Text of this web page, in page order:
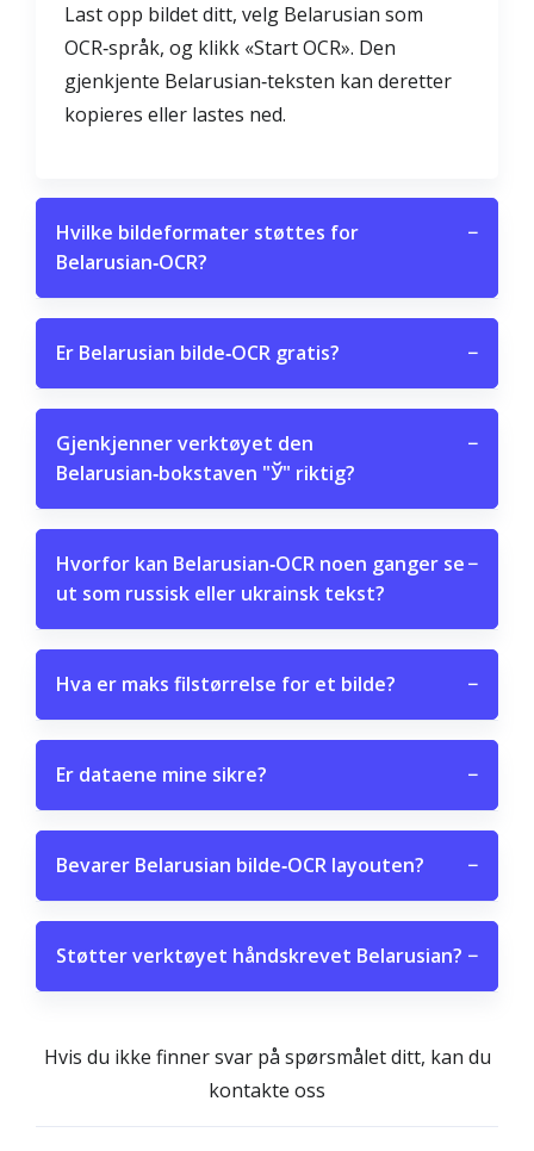
Last opp bildet ditt, velg Belarusian som
OCR‑språk, og klikk «Start OCR». Den
gjenkjente Belarusian‑teksten kan deretter
kopieres eller lastes ned.
Hvilke bildeformater støttes for
Belarusian‑OCR?
−
Er Belarusian bilde‑OCR gratis? −
Gjenkjenner verktøyet den
Belarusian‑bokstaven "Ў" riktig?
−
Hvorfor kan Belarusian‑OCR noen ganger se
ut som russisk eller ukrainsk tekst?
−
Hva er maks filstørrelse for et bilde? −
Er dataene mine sikre? −
Bevarer Belarusian bilde‑OCR layouten? −
Støtter verktøyet håndskrevet Belarusian? −
Hvis du ikke finner svar på spørsmålet ditt, kan du
kontakte oss